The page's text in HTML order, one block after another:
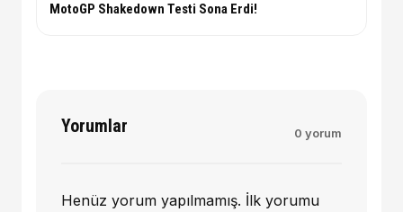
MotoGP Shakedown Testi Sona Erdi!
Yorumlar 0 yorum
Henüz yorum yapılmamış. İlk yorumu